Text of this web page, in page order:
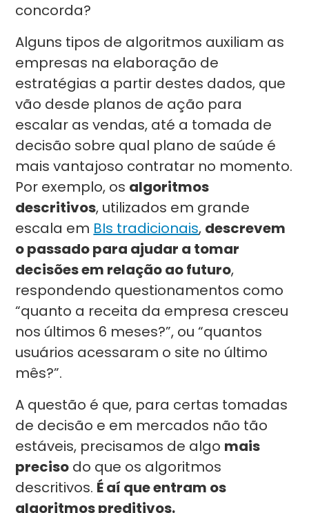
concorda?
Alguns tipos de algoritmos auxiliam as
empresas na elaboração de
estratégias a partir destes dados, que
vão desde planos de ação para
escalar as vendas, até a tomada de
decisão sobre qual plano de saúde é
mais vantajoso contratar no momento.
Por exemplo, os algoritmos
descritivos, utilizados em grande
escala em BIs tradicionais, descrevem
o passado para ajudar a tomar
decisões em relação ao futuro,
respondendo questionamentos como
“quanto a receita da empresa cresceu
nos últimos 6 meses?”, ou “quantos
usuários acessaram o site no último
mês?”.
A questão é que, para certas tomadas
de decisão e em mercados não tão
estáveis, precisamos de algo mais
preciso do que os algoritmos
descritivos. É aí que entram os
algoritmos preditivos.